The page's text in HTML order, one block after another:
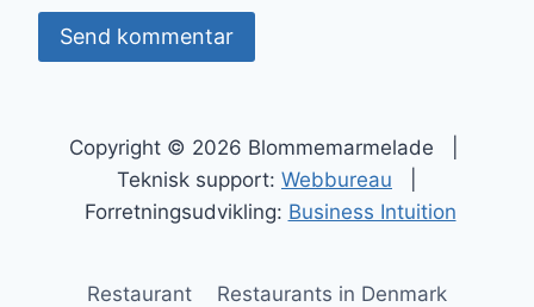
Copyright © 2026 Blommemarmelade |
Teknisk support: Webbureau
Forretningsudvikling: Business Intuition
Restaurant Restaurants in Denmark